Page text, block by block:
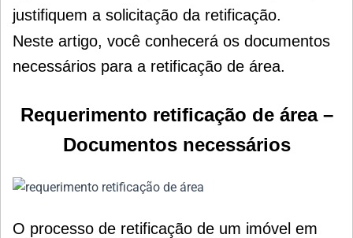
justifiquem a solicitação da retificação.
Neste artigo, você conhecerá os documentos
necessários para a retificação de área.
Requerimento retificação de área –
Documentos necessários
O processo de retificação de um imóvel em